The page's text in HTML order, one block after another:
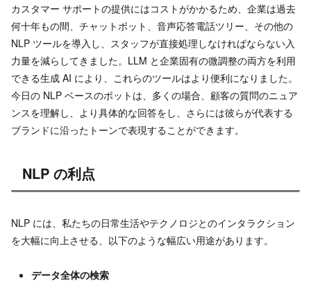
カスタマー サポートの提供にはコストがかかるため、企業は過去
何十年もの間、チャットボット、音声応答電話ツリー、その他の
NLP ツールを導入し、スタッフが直接処理しなければならない入
力量を減らしてきました。LLM と企業固有の微調整の両方を利用
できる生成 AI により、これらのツールはより便利になりました。
今日の NLP ベースのボットは、多くの場合、顧客の質問のニュア
ンスを理解し、より具体的な回答をし、さらには彼らが代表する
ブランドに沿ったトーンで表現することができます。
NLP の利点
NLP には、私たちの日常生活やテクノロジとのインタラクション
を大幅に向上させる、以下のような幅広い用途があります。
データ全体の検索